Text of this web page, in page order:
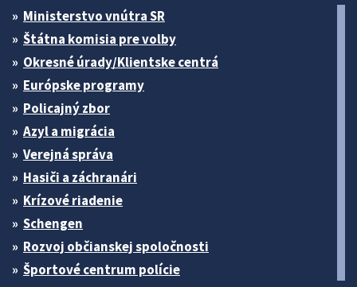
Ministerstvo vnútra SR
Štátna komisia pre volby
Okresné úrady/Klientske centrá
Európske programy
Policajný zbor
Azyl a migrácia
Verejná správa
Hasiči a záchranári
Krízové riadenie
Schengen
Rozvoj občianskej spoločnosti
Športové centrum polície